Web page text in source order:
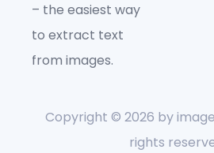
– the easiest way
to extract text
from images.
Copyright © 2026 by
rights